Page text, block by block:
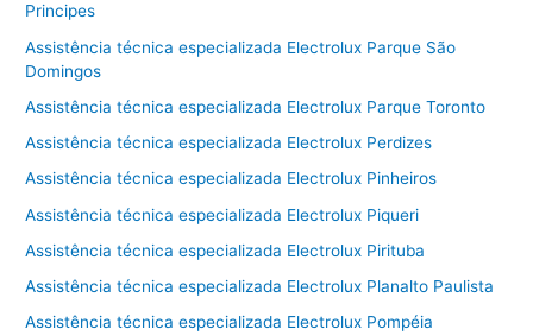
Principes
Assistência técnica especializada Electrolux Parque São
Domingos
Assistência técnica especializada Electrolux Parque Toronto
Assistência técnica especializada Electrolux Perdizes
Assistência técnica especializada Electrolux Pinheiros
Assistência técnica especializada Electrolux Piqueri
Assistência técnica especializada Electrolux Pirituba
Assistência técnica especializada Electrolux Planalto Paulista
Assistência técnica especializada Electrolux Pompéia